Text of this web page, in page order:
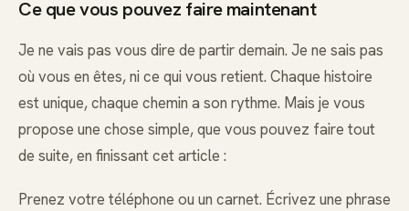
Ce que vous pouvez faire maintenant
Je ne vais pas vous dire de partir demain. Je ne sais pas
où vous en êtes, ni ce qui vous retient. Chaque histoire
est unique, chaque chemin a son rythme. Mais je vous
propose une chose simple, que vous pouvez faire tout
de suite, en finissant cet article :
Prenez votre téléphone ou un carnet. Écrivez une phrase